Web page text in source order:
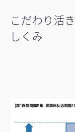
こだわり活
しくみ